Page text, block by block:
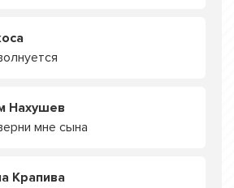
Нахушев
мне сына
Крапива